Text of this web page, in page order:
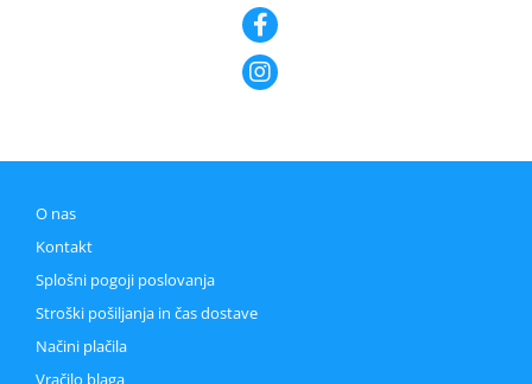
O nas
Kontakt
Splošni pogoji poslovanja
Stroški pošiljanja in čas dostave
Načini plačila
Vračilo blaga